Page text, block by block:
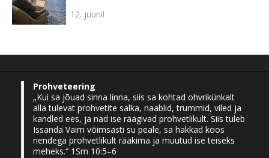
12. juunil
Prohveteering
„Kui sa jõuad sinna linna, siis sa kohtad ohvrikünkalt
alla tulevat prohvetite salka, naablid, trummid, viled ja
kandled ees, ja nad ise räägivad prohvetlikult. Siis tuleb
Issanda Vaim võimsasti su peale, sa hakkad koos
nendega prohvetlikult rääkima ja muutud ise teiseks
meheks.“ 1Sm 10:5–6